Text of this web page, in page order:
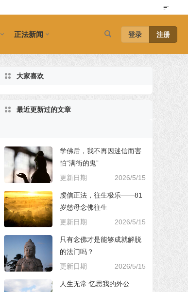
正法新闻 登录 注册
大家喜欢
最近更新过的文章
学佛后，我不再因迷信而害
怕“满街的鬼”
更新日期
2026/5/15
虔信正法，往生极乐——81
岁慈母念佛往生
更新日期
2026/5/15
只有念佛才是能够成就解脱
的法门吗？
更新日期
2026/5/15
人生无常 忆思我的外公